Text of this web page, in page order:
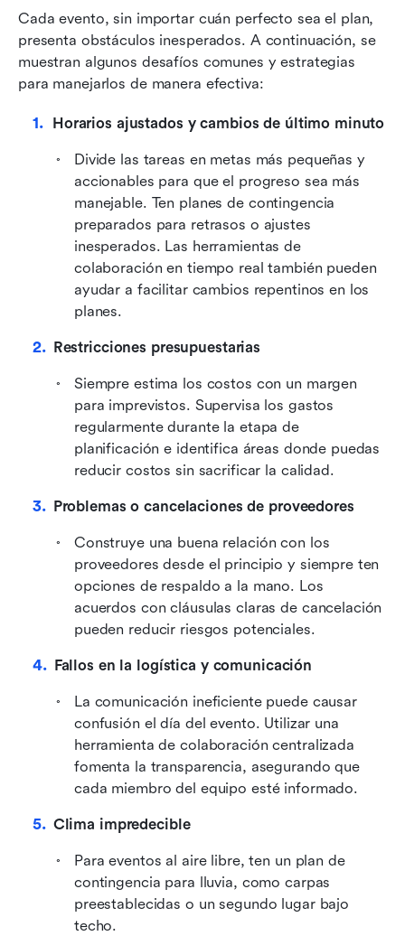
Cada evento, sin importar cuán perfecto sea el plan,
presenta obstáculos inesperados. A continuación, se
muestran algunos desafíos comunes y estrategias
para manejarlos de manera efectiva:
Horarios ajustados y cambios de último minuto
Divide las tareas en metas más pequeñas y
accionables para que el progreso sea más
manejable. Ten planes de contingencia
preparados para retrasos o ajustes
inesperados. Las herramientas de
colaboración en tiempo real también pueden
ayudar a facilitar cambios repentinos en los
planes.
Restricciones presupuestarias
Siempre estima los costos con un margen
para imprevistos. Supervisa los gastos
regularmente durante la etapa de
planificación e identifica áreas donde puedas
reducir costos sin sacrificar la calidad.
Problemas o cancelaciones de proveedores
Construye una buena relación con los
proveedores desde el principio y siempre ten
opciones de respaldo a la mano. Los
acuerdos con cláusulas claras de cancelación
pueden reducir riesgos potenciales.
Fallos en la logística y comunicación
La comunicación ineficiente puede causar
confusión el día del evento. Utilizar una
herramienta de colaboración centralizada
fomenta la transparencia, asegurando que
cada miembro del equipo esté informado.
Clima impredecible
Para eventos al aire libre, ten un plan de
contingencia para lluvia, como carpas
preestablecidas o un segundo lugar bajo
techo.